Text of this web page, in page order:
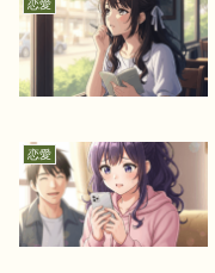
恋愛
恋愛